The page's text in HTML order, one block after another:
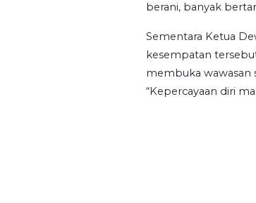
berani, banyak
Sementara Ketua
kesempatan
membuka wawasan
“Kepercayaan diri